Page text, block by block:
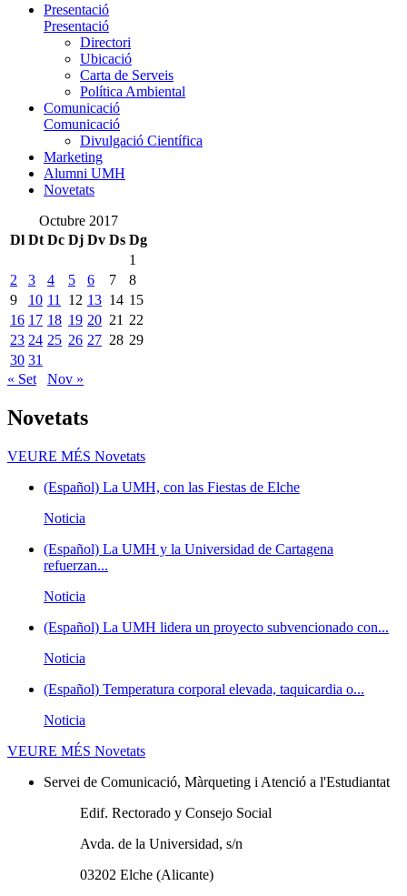
Presentació
Presentació
Directori
Ubicació
Carta de Serveis
Política Ambiental
Comunicació
Comunicació
Divulgació Científica
Marketing
Alumni UMH
Novetats
Octubre 2017
Dl Dt Dc Dj Dv Ds Dg
1
2
3 4 5 6 7
8
9
10 11 12 13 14 15
16 17 18 19 20 21 22
23 24 25 26 27 28 29
30 31
« Set
Nov »
Novetats
VEURE MÉS Novetats
(Español) La UMH, con las Fiestas de Elche
Noticia
(Español) La UMH y la Universidad de Cartagena
refuerzan...
Noticia
(Español) La UMH lidera un proyecto subvencionado con...
Noticia
(Español) Temperatura corporal elevada, taquicardia o...
Noticia
VEURE MÉS Novetats
Servei de Comunicació, Màrqueting i Atenció a l'Estudiantat
Edif. Rectorado y Consejo Social
Avda. de la Universidad, s/n
03202 Elche (Alicante)